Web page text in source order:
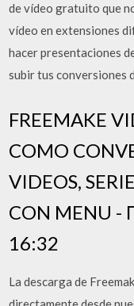
de vídeo gratuito que
vídeo en extensiones
hacer presentaciones
subir tus conversiones
FREEMAKE
COMO
VIDEOS,
CON MENU -
16:32
La descarga de